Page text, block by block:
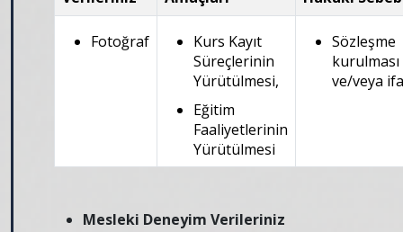
Fotoğraf
Kurs Kayıt
Süreçlerinin
Yürütülmesi,
Eğitim
Faaliyetlerinin
Yürütülmesi
Sözleşme
kurulması
ve/veya
Mesleki Deneyim Verileriniz